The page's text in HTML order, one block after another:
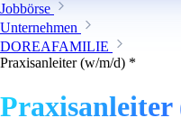
Jobbörse
Unternehmen
DOREAFAMILIE
Praxisanleiter (w/m/d) *